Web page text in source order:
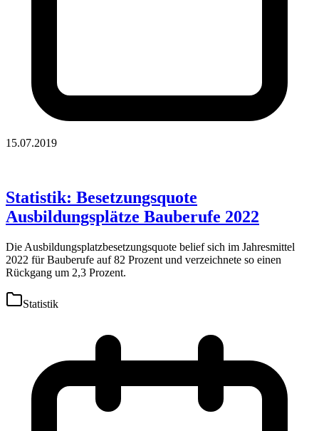
15.07.2019
Statistik: Besetzungsquote
Ausbildungsplätze Bauberufe 2022
Die Ausbildungsplatzbesetzungsquote belief sich im Jahresmittel
2022 für Bauberufe auf 82 Prozent und verzeichnete so einen
Rückgang um 2,3 Prozent.
Statistik